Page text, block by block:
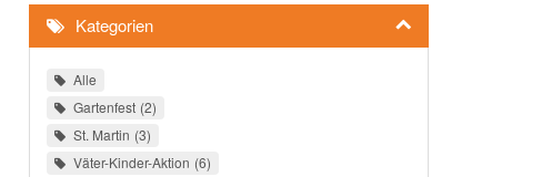
Kategorien
Alle
Gartenfest 2
St. Martin 3
Väter-Kinder-Aktion 6